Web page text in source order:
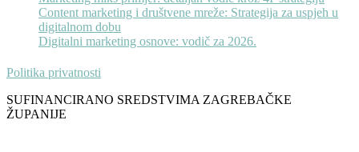
Content marketing i društvene mreže: Strategija za uspjeh u
digitalnom dobu
Digitalni marketing osnove: vodič za 2026.
Politika privatnosti
SUFINANCIRANO SREDSTVIMA ZAGREBAČKE
ŽUPANIJE